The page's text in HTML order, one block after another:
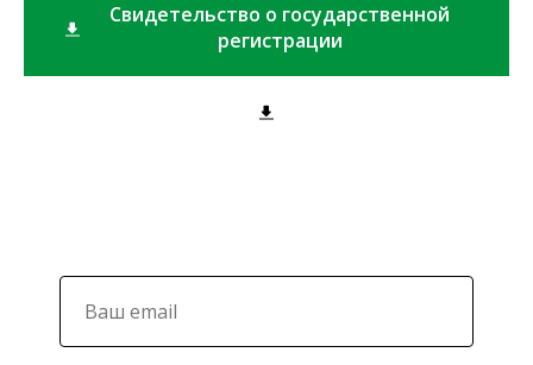
Свидетельство о государственной
регистрации